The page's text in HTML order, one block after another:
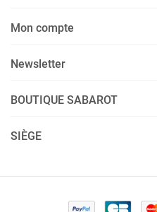
Mon compte
Newsletter
BOUTIQUE SABAROT
SIÈGE